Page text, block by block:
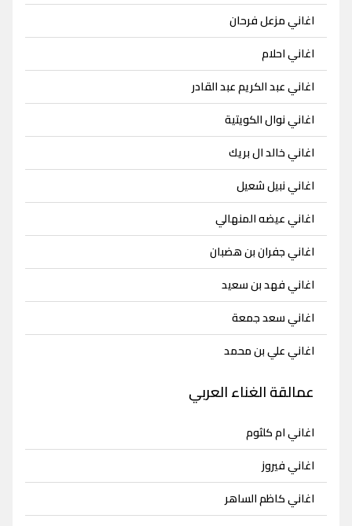
اغاني مزعل فرحان
اغاني احلام
اغاني عبد الكريم عبد القادر
اغاني نوال الكويتية
اغاني خالد ال بريك
اغاني نبيل شعيل
اغاني عيضه المنهالي
اغاني جفران بن هضبان
اغاني فهد بن سعيد
اغاني سعد جمعة
اغاني علي بن محمد
عمالقة الغناء العربي
اغاني ام كلثوم
اغاني فيروز
اغاني كاظم الساهر